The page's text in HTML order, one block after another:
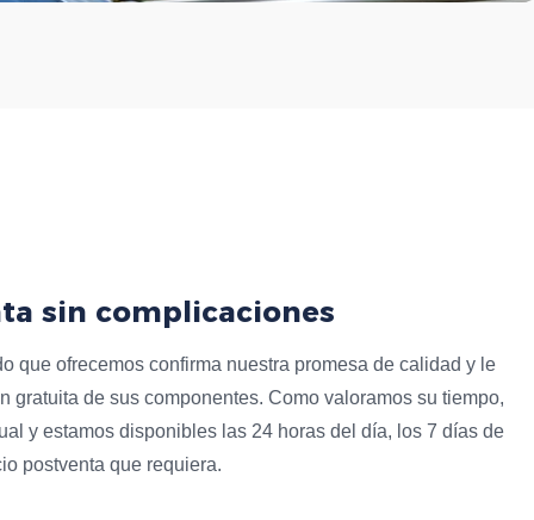
sin complicaciones
que ofrecemos confirma nuestra promesa de calidad y le
gratuita de sus componentes. Como valoramos su tiempo,
y estamos disponibles las 24 horas del día, los 7 días de
postventa que requiera.